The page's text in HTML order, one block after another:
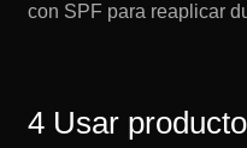
con SPF para reaplicar
4 Usar